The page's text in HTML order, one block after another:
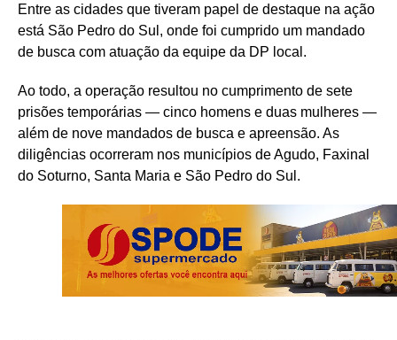
Entre as cidades que tiveram papel de destaque na ação
está São Pedro do Sul, onde foi cumprido um mandado
de busca com atuação da equipe da DP local.
Ao todo, a operação resultou no cumprimento de sete
prisões temporárias — cinco homens e duas mulheres —
além de nove mandados de busca e apreensão. As
diligências ocorreram nos municípios de Agudo, Faxinal
do Soturno, Santa Maria e São Pedro do Sul.